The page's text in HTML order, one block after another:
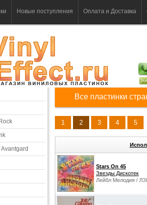
Новые поступления Оплата и Доставка
Все пластинки
1 2 3 4 5
Stars On 45
Звезды Дискотек
Лейбл Мелодия /